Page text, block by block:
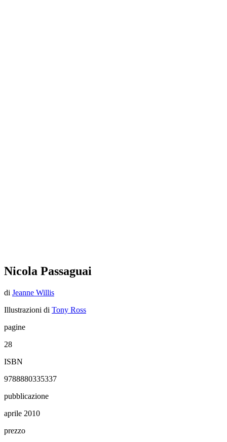
Nicola Passaguai
di Jeanne Willis
Illustrazioni di Tony Ross
pagine
28
ISBN
9788880335337
pubblicazione
aprile 2010
prezzo